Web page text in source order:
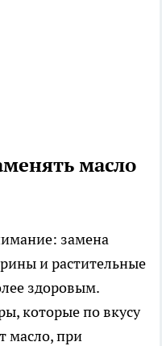
масло
замена
и растительные
здоровым.
которые по вкусу
масло, при